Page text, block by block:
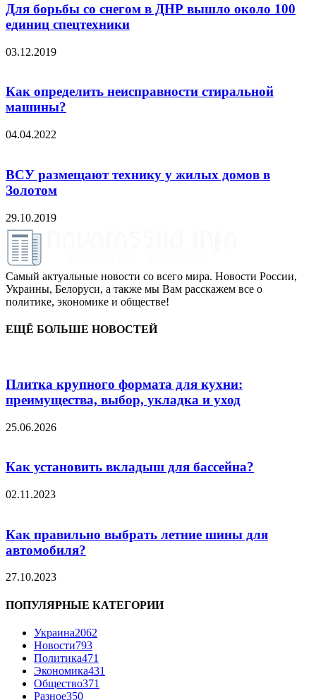
Для борьбы со снегом в ДНР вышло около 100
единиц спецтехники
03.12.2019
Как определить неисправности стиральной
машины?
04.04.2022
ВСУ размещают технику у жилых домов в
Золотом
29.10.2019
Самый актуальные новости со всего мира. Новости России,
Украины, Белоруси, а также мы Вам расскажем все о
политике, экономике и обществе!
ЕЩЁ БОЛЬШЕ НОВОСТЕЙ
Плитка крупного формата для кухни:
преимущества, выбор, укладка и уход
25.06.2026
Как установить вкладыш для бассейна?
02.11.2023
Как правильно выбрать летние шины для
автомобиля?
27.10.2023
ПОПУЛЯРНЫЕ КАТЕГОРИИ
Украина2062
Новости793
Политика471
Экономика431
Общество371
Разное350